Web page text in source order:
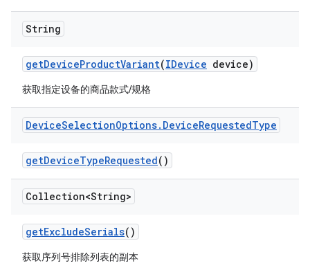
String
getDeviceProductVariant(IDevice device)
获取指定设备的商品款式/规格
DeviceSelectionOptions. DeviceRequestedType
getDeviceTypeRequested()
Collection<String>
getExcludeSerials()
获取序列号排除列表的副本